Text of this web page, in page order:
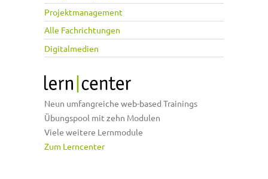
Projektmanagement
Alle Fachrichtungen
Digitalmedien
Neun umfangreiche web-based Trainings
Übungspool mit zehn Modulen
Viele weitere Lernmodule
Zum Lerncenter